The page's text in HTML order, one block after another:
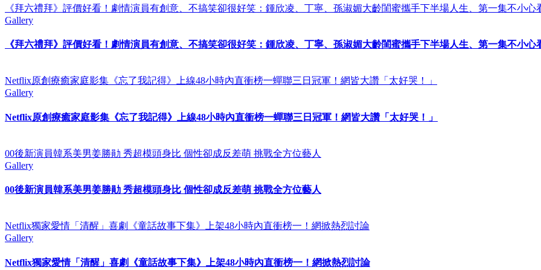
《拜六禮拜》評價好看！劇情演員有創意、不搞笑卻很好笑：鍾欣凌、丁寧、孫淑媚大齡閨蜜攜手下半場人生、第一集不小心
Gallery
《拜六禮拜》評價好看！劇情演員有創意、不搞笑卻很好笑：鍾欣凌、丁寧、孫淑媚大齡閨蜜攜手下半場人生、第一集不小心
Netflix原創療癒家庭影集《忘了我記得》上線48小時內直衝榜一蟬聯三日冠軍！網皆大讚「太好哭！」
Gallery
Netflix原創療癒家庭影集《忘了我記得》上線48小時內直衝榜一蟬聯三日冠軍！網皆大讚「太好哭！」
00後新演員韓系美男姜勝勛 秀超模頭身比 個性卻成反差萌 挑戰全方位藝人
Gallery
00後新演員韓系美男姜勝勛 秀超模頭身比 個性卻成反差萌 挑戰全方位藝人
Netflix獨家愛情「清醒」喜劇《童話故事下集》上架48小時內直衝榜一！網掀熱烈討論
Gallery
Netflix獨家愛情「清醒」喜劇《童話故事下集》上架48小時內直衝榜一！網掀熱烈討論